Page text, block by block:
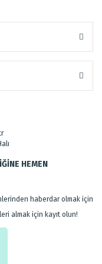
HEMEN
haberdar olmak için
almak için kayıt olun!